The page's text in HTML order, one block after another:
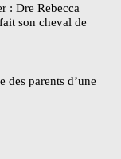
: Dre Rebecca
son cheval de
des parents d’une